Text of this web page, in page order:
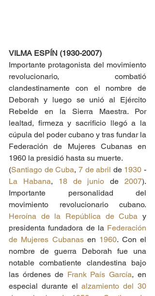
VILMA ESPÍN (1930-2007)
Importante protagonista del movimiento
revolucionario, combatió
clandestinamente con el nombre de
Deborah y luego se unió al Ejército
Rebelde en la Sierra Maestra. Por
lealtad, firmeza y sacrificio llegó a la
cúpula del poder cubano y tras fundar la
Federación de Mujeres Cubanas en
1960 la presidió hasta su muerte.
(Santiago de Cuba, 7 de abril de 1930
La Habana, 18 de junio de 2007).
Importante personalidad del
Heroína de la República de Cuba y
presidenta fundadora de la Federación
de Mujeres Cubanas en 1960. Con el
nombre de guerra Deborah fue una
notable combatiente clandestina bajo
las órdenes de Frank País García, en
especial durante el alzamiento del 30